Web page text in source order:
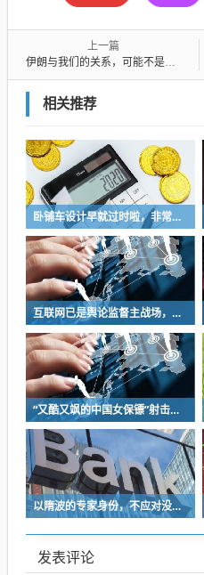
上一篇
伊朗与我们的关系，可能不是你想的那样
相关推荐
卧铺车设计早就过时啦，非常不具备人性化
互联网已是舆论监督主战场，让我们用这五点珍惜它
“又酷又飒的中国女保镖”射击夺冠
以隋波的专家身份，不应对没统一标准的口味指手画脚，依仗专家身份欺负一线厨师
发表评论